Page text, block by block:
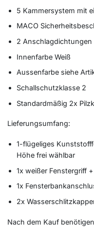
5 Kammersystem mit
MACO
2 Anschlagdichtungen
Innenfarbe Weiß
Aussenfarbe siehe
Schallschutzklasse 2
Standardmäßig 2x
Lieferungsumfang:
1-flügeliges
Höhe frei wählbar
1x weißer Fenstergriff
1x
2x
Nach dem Kauf